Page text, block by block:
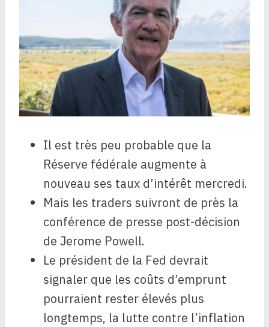
Il est très peu probable que la
Réserve fédérale augmente à
nouveau ses taux d’intérêt mercredi.
Mais les traders suivront de près la
conférence de presse post-décision
de Jerome Powell.
Le président de la Fed devrait
signaler que les coûts d’emprunt
pourraient rester élevés plus
longtemps, la lutte contre l’inflation